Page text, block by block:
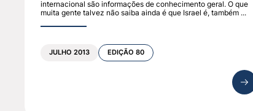
internacional são informações de conhecimento geral. O que
muita gente talvez não saiba ainda é que Israel é, também ...
JULHO 2013 EDIÇÃO 80